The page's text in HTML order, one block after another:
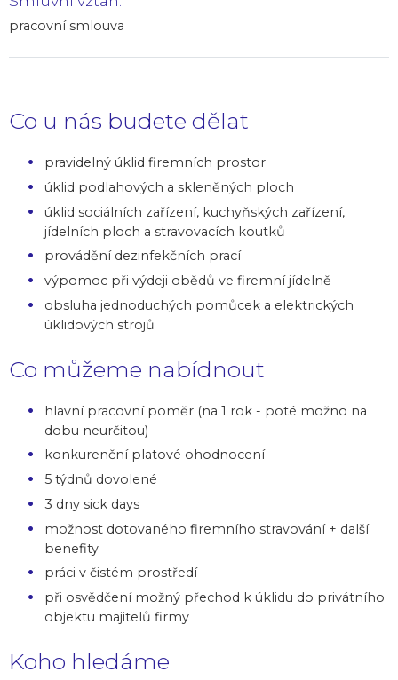
pracovní smlouva
Co u nás budete dělat
pravidelný úklid firemních prostor
úklid podlahových a skleněných ploch
úklid sociálních zařízení, kuchyňských zařízení,
jídelních ploch a stravovacích koutků
provádění dezinfekčních prací
výpomoc při výdeji obědů ve firemní jídelně
obsluha jednoduchých pomůcek a elektrických
úklidových strojů
Co můžeme nabídnout
hlavní pracovní poměr (na 1 rok - poté možno na
dobu neurčitou)
konkurenční platové ohodnocení
5 týdnů dovolené
3 dny sick days
možnost dotovaného firemního stravování + další
benefity
práci v čistém prostředí
při osvědčení možný přechod k úklidu do privátního
objektu majitelů firmy
Koho hledáme